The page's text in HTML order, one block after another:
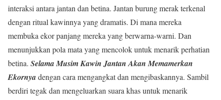
interaksi antara jantan dan betina. Jantan burung merak terkenal
dengan ritual kawinnya yang dramatis. Di mana mereka
membuka ekor panjang mereka yang berwarna-warni. Dan
menunjukkan pola mata yang mencolok untuk menarik perhatian
betina. Selama Musim Kawin Jantan Akan Memamerkan
Ekornyadengan cara mengangkat dan mengibaskannya. Sambil
berdiri tegak dan mengeluarkan suara khas untuk menarik